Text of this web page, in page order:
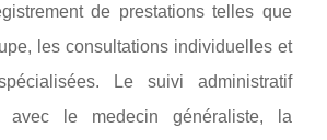
de prestations telles que
les consultations individuelles et
Le suivi administratif
avec le medecin généraliste, la